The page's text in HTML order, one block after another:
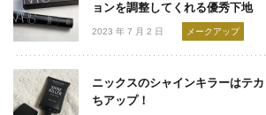
ョンを調整してくれる優秀下地
2023 年 7 月 2 日 メークアップ
ニックスのシャインキラーはテ
ちアップ！